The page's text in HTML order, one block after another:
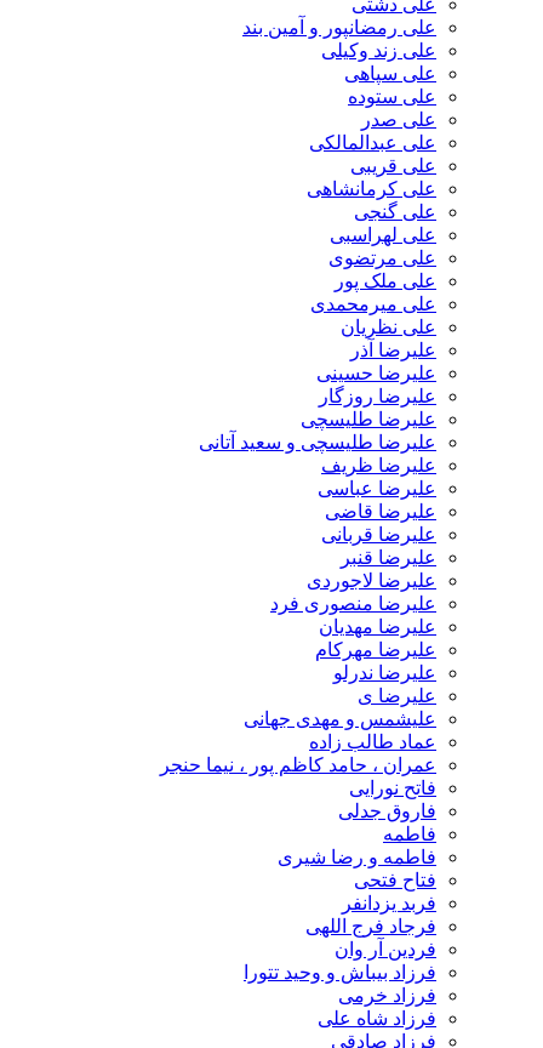
علی دشتی
علی رمضانپور و آمین بند
علی زند وکیلی
علی سپاهی
علی ستوده
علی صدر
علی عبدالمالکی
علی قریبی
علی کرمانشاهی
علی گنجی
علی لهراسبی
علی مرتضوی
علی ملک پور
علی میرمحمدی
علی نظریان
علیرضا آذر
علیرضا حسینی
علیرضا روزگار
علیرضا طلیسچی
علیرضا طلیسچی و سعید آتانی
علیرضا ظریف
علیرضا عباسی
علیرضا قاضی
علیرضا قربانی
علیرضا قنبر
علیرضا لاجوردی
علیرضا منصوری فرد
علیرضا مهدیان
علیرضا مهرکام
علیرضا ندرلو
علیرضا ی
علیشمس و مهدی جهانی
عماد طالب زاده
عمران ، حامد کاظم پور ، نیما حنجر
فاتح نورایی
فاروق جدلی
فاطمه
فاطمه و رضا شیری
فتاح فتحی
فربد یزدانفر
فرجاد فرج اللهی
فردین آر وان
فرزاد بیباش و وحید تتورا
فرزاد خرمی
فرزاد شاه علی
فرزاد صادقی